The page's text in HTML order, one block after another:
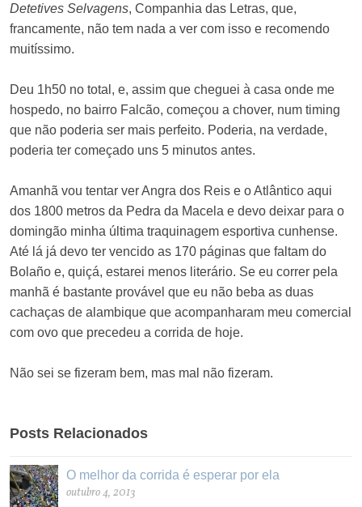
Detetives Selvagens, Companhia das Letras, que,
francamente, não tem nada a ver com isso e recomendo
muitíssimo.
Deu 1h50 no total, e, assim que cheguei à casa onde me
hospedo, no bairro Falcão, começou a chover, num timing
que não poderia ser mais perfeito. Poderia, na verdade,
poderia ter começado uns 5 minutos antes.
Amanhã vou tentar ver Angra dos Reis e o Atlântico aqui
dos 1800 metros da Pedra da Macela e devo deixar para o
domingão minha última traquinagem esportiva cunhense.
Até lá já devo ter vencido as 170 páginas que faltam do
Bolaño e, quiçá, estarei menos literário. Se eu correr pela
manhã é bastante provável que eu não beba as duas
cachaças de alambique que acompanharam meu comercial
com ovo que precedeu a corrida de hoje.
Não sei se fizeram bem, mas mal não fizeram.
Posts Relacionados
O melhor da corrida é esperar por ela
outubro 4, 2013